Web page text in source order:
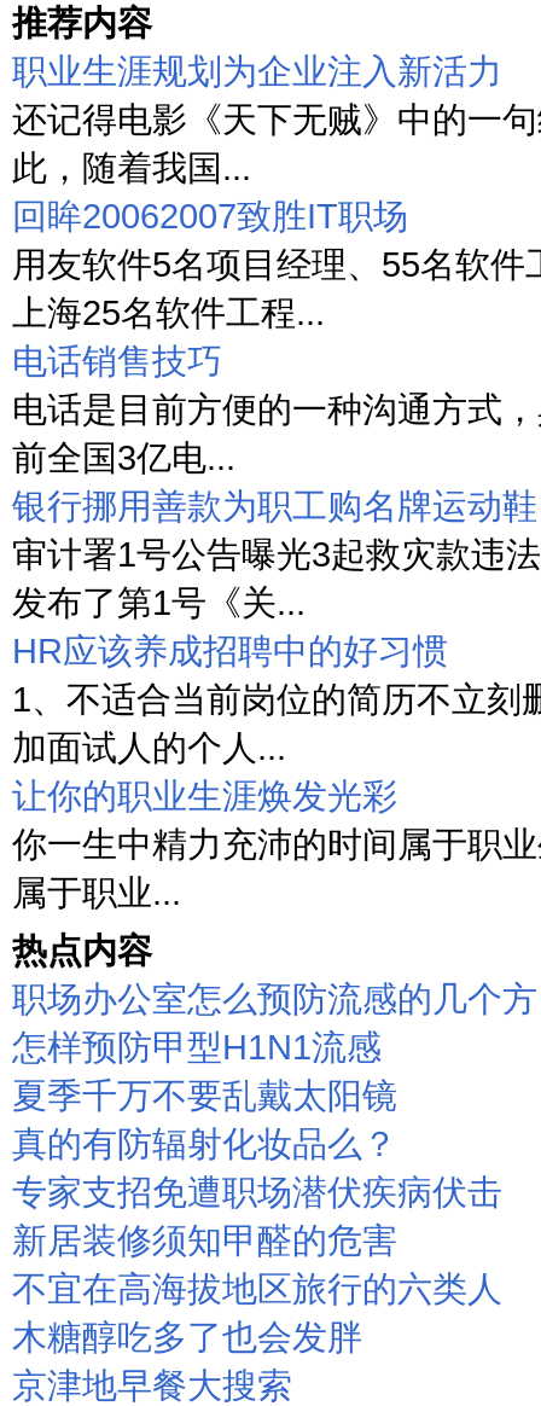
推荐内容
职业生涯规划为企业注入新活力
还记得电影《天下无贼》中的一
此，随着我国...
回眸20062007致胜IT职场
用友软件5名项目经理、55名软
上海25名软件工程...
电话销售技巧
电话是目前方便的一种沟通方式
前全国3亿电...
银行挪用善款为职工购名牌运动鞋
审计署1号公告曝光3起救灾款违
发布了第1号《关...
HR应该养成招聘中的好习惯
1、不适合当前岗位的简历不立
加面试人的个人...
让你的职业生涯焕发光彩
你一生中精力充沛的时间属于职
属于职业...
热点内容
职场办公室怎么预防流感的几个方
怎样预防甲型H1N1流感
夏季千万不要乱戴太阳镜
真的有防辐射化妆品么？
专家支招免遭职场潜伏疾病伏击
新居装修须知甲醛的危害
不宜在高海拔地区旅行的六类人
木糖醇吃多了也会发胖
京津地早餐大搜索